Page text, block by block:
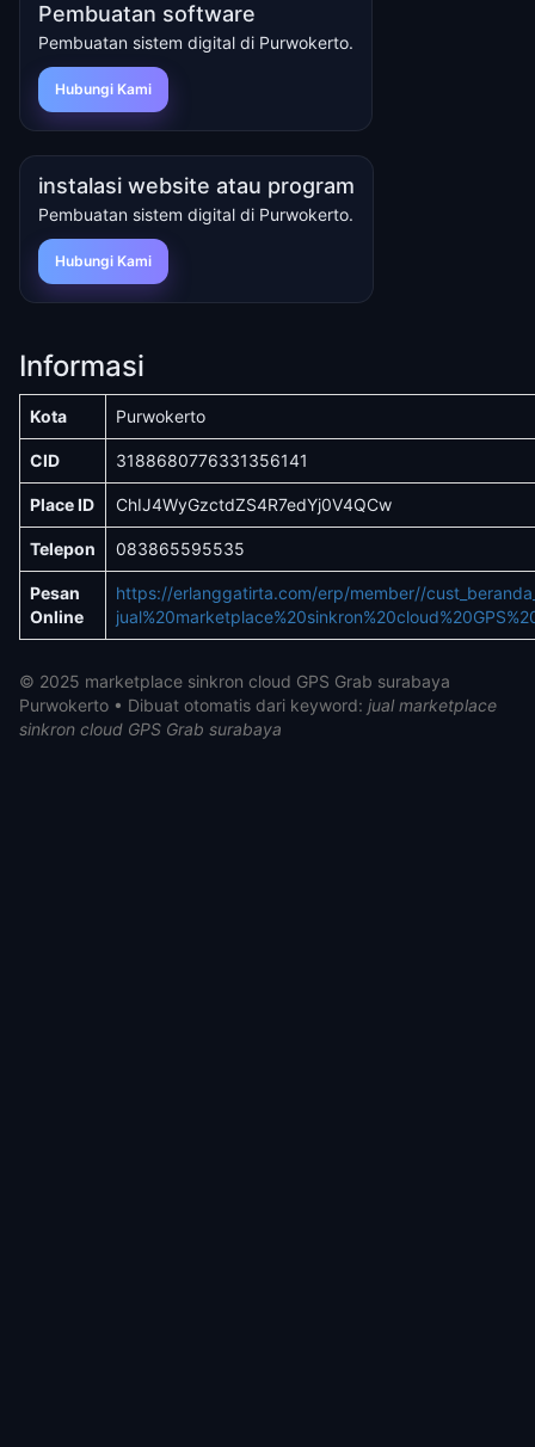
Pembuatan software
Pembuatan sistem digital di Purwokerto.
Hubungi Kami
instalasi website atau program
Pembuatan sistem digital di Purwokerto.
Hubungi Kami
Informasi
Kota Purwokerto
CID 3188680776331356141
Place ID ChIJ4WyGzctdZS4R7edYj0V4QCw
Telepon 083865595535
Pesan
Online
https://erlanggatirta.com/erp/member//
© 2025 marketplace sinkron cloud GPS Grab surabaya
Purwokerto • Dibuat otomatis dari keyword: jual marketplace
sinkron cloud GPS Grab surabaya